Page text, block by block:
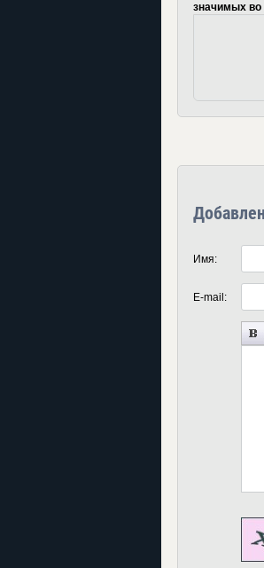
значимых во
Имя:
E-mail: